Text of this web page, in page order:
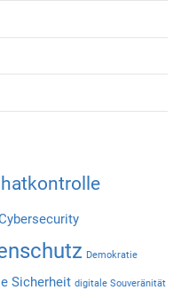
Demokratie
Sicherheit digitale Souveränität